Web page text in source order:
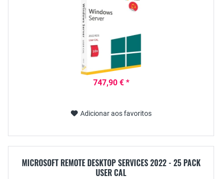
747,90 € *
Adicionar aos favoritos
MICROSOFT REMOTE DESKTOP SERVICES 2022 - 25 PACK
USER CAL